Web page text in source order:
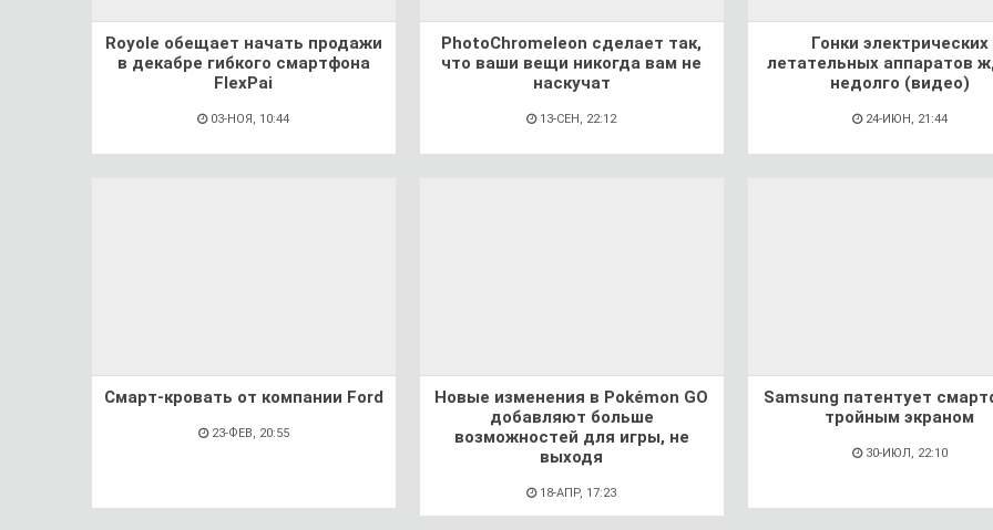
Royole обещает начать продажи
в декабре гибкого смартфона
FlexPai
03-НОЯ, 10:44
PhotoChromeleon сделает так,
что ваши вещи никогда вам не
наскучат
13-СЕН, 22:12
Гонки электрических
летательных аппаратов
недолго (видео)
24-ИЮН, 21:44
Смарт-кровать от компании Ford
23-ФЕВ, 20:55
Новые изменения в Pokémon GO
добавляют больше
возможностей для игры, не
выходя
18-АПР, 17:23
Samsung патентует
тройным экраном
30-ИЮЛ, 22:10